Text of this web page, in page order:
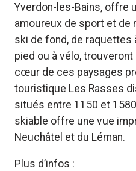
Yverdon-les-Bains, offre
amoureux de sport et de
ski de fond, de raquettes
pied ou à vélo,
cœur de ces paysages
touristique Les Rasses
situés entre 1150 et
skiable offre une vue
Neuchâtel et du Léman.
Plus d’infos :